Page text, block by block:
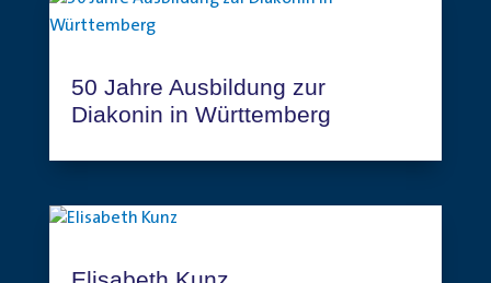
50 Jahre Ausbildung zur
Diakonin in Württemberg